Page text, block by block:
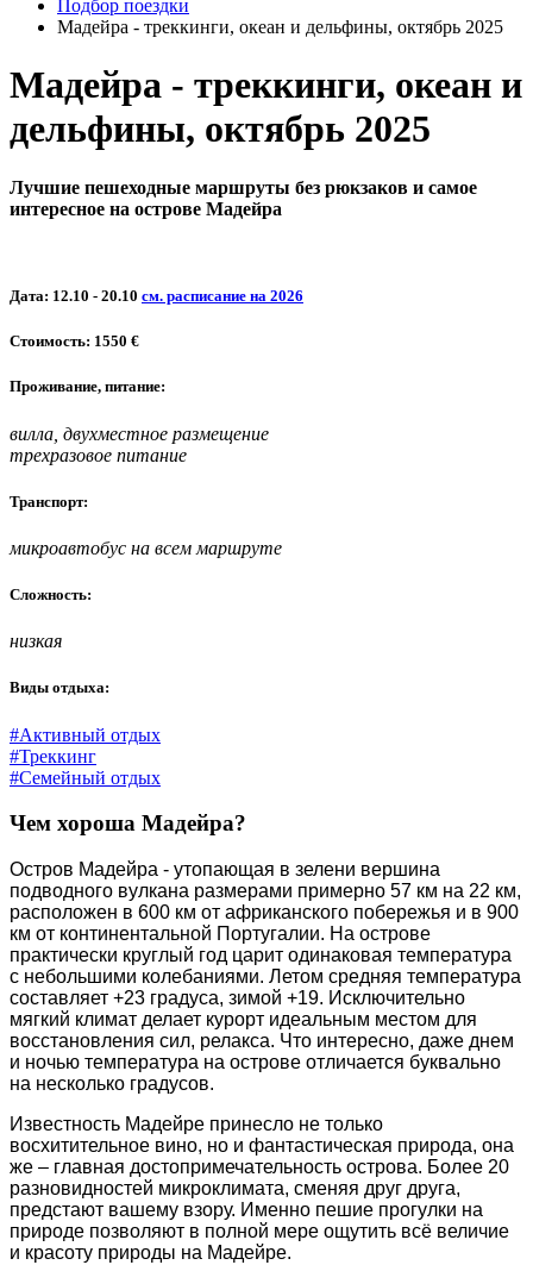
Подбор поездки
Мадейра - треккинги, океан и дельфины, октябрь 2025
Мадейра - треккинги, океан и
дельфины, октябрь 2025
Лучшие пешеходные маршруты без рюкзаков и самое
интересное на острове Мадейра
Дата: 12.10 - 20.10 см. расписание на 2026
Стоимость: 1550 €
Проживание, питание:
вилла, двухместное размещение
трехразовое питание
Транспорт:
микроавтобус на всем маршруте
Сложность:
низкая
Виды отдыха:
#Активный отдых
#Треккинг
#Семейный отдых
Чем хороша Мадейра?
Остров Мадейра - утопающая в зелени вершина
подводного вулкана размерами примерно 57 км на 22 км,
расположен в 600 км от африканского побережья и в 900
км от континентальной Португалии. На острове
практически круглый год царит одинаковая температура
с небольшими колебаниями. Летом средняя температура
составляет +23 градуса, зимой +19. Исключительно
мягкий климат делает курорт идеальным местом для
восстановления сил, релакса. Что интересно, даже днем
и ночью температура на острове отличается буквально
на несколько градусов.
Известность Мадейре принесло не только
восхитительное вино, но и фантастическая природа, она
же – главная достопримечательность острова. Более 20
разновидностей микроклимата, сменяя друг друга,
предстают вашему взору. Именно пешие прогулки на
природе позволяют в полной мере ощутить всё величие
и красоту природы на Мадейре.